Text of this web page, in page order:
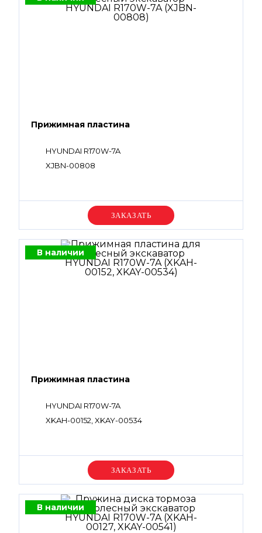
Прижимная пластина
HYUNDAI R170W-7A
XJBN-00808
Уточняйте цену
В наличии
Прижимная пластина
HYUNDAI R170W-7A
XKAH-00152, XKAY-00534
Уточняйте цену
В наличии